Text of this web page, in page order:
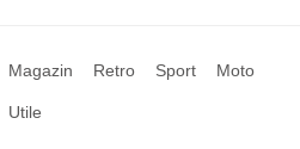
Magazin Retro Sport Moto
Utile